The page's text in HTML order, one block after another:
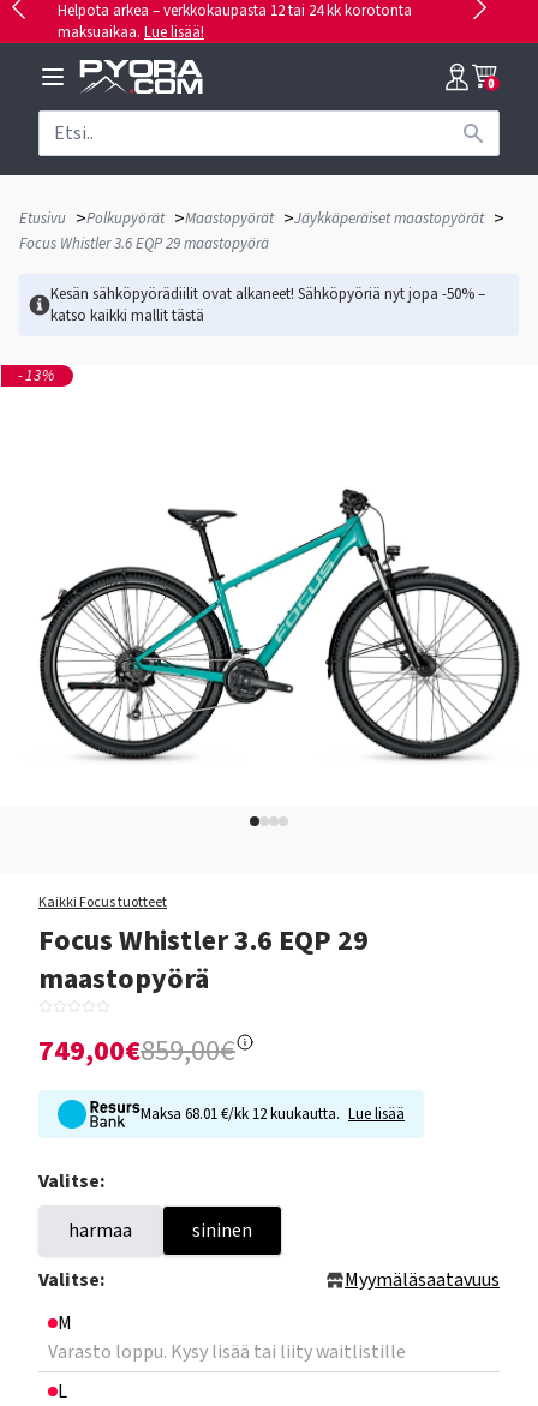
Helpota arkea – verkkokaupasta 12 tai 24 kk korotonta
maksuaikaa. Lue lisää!
0
Etusivu >Polkupyörät >Maastopyörät >Jäykkäperäiset maastopyörät >
Focus Whistler 3.6 EQP 29 maastopyörä
Kesän sähköpyörädiilit ovat alkaneet! Sähköpyöriä nyt jopa -50% –
katso kaikki mallittästä
-13%
Kaikki Focus tuotteet
Focus Whistler 3.6 EQP 29
maastopyörä
749,00€859,00€
Maksa 68.01 €/kk 12 kuukautta. Lue lisää
Valitse:
harmaa
sininen
Valitse:
Myymäläsaatavuus
M
Varasto loppu. Kysy lisää tai liity waitlistille
L